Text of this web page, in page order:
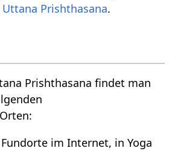
Uttana Prishthasana.
Prishthasana findet man
im Internet, in Yoga